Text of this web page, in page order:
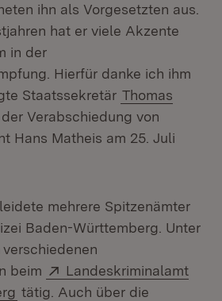
ihn als Vorgesetzten aus.
hat er viele Akzente
in der
Hierfür danke ich ihm
Staatssekretär Thomas
Verabschiedung von
Hans Matheis am 25. Juli
mehrere Spitzenämter
Baden-Württemberg. Unter
beim
Extern:
Landeskriminalamt
(Öffnet in neuem Fenster)
tätig. Auch über die